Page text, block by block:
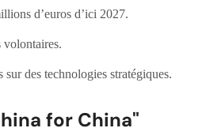
d’euros d’ici 2027.
volontaires.
sur des technologies stratégiques.
for China"